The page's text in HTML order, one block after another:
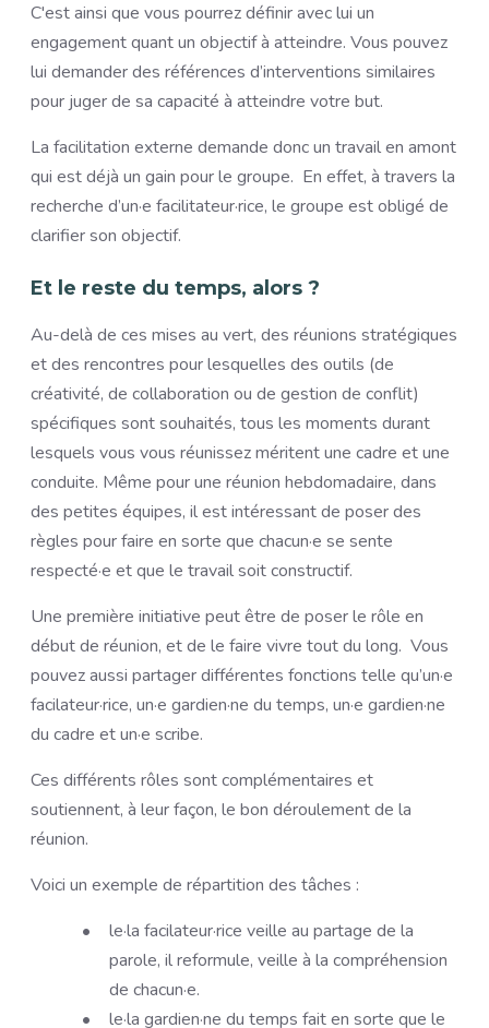
C'est ainsi que vous pourrez définir avec lui un
engagement quant un objectif à atteindre. Vous pouvez
lui demander des références d’interventions similaires
pour juger de sa capacité à atteindre votre but.
La facilitation externe demande donc un travail en amont
qui est déjà un gain pour le groupe. En effet, à travers la
recherche d’un·e facilitateur·rice, le groupe est obligé de
clarifier son objectif.
Et le reste du temps, alors ?
Au-delà de ces mises au vert, des réunions stratégiques
et des rencontres pour lesquelles des outils (de
créativité, de collaboration ou de gestion de conflit)
spécifiques sont souhaités, tous les moments durant
lesquels vous vous réunissez méritent une cadre et une
conduite. Même pour une réunion hebdomadaire, dans
des petites équipes, il est intéressant de poser des
règles pour faire en sorte que chacun·e se sente
respecté·e et que le travail soit constructif.
Une première initiative peut être de poser le rôle en
début de réunion, et de le faire vivre tout du long. Vous
pouvez aussi partager différentes fonctions telle qu’un·e
facilateur·rice, un·e gardien·ne du temps, un·e gardien·ne
du cadre et un·e scribe.
Ces différents rôles sont complémentaires et
soutiennent, à leur façon, le bon déroulement de la
réunion.
Voici un exemple de répartition des tâches :
le·la facilateur·rice veille au partage de la
parole, il reformule, veille à la compréhension
de chacun·e.
le·la gardien·ne du temps fait en sorte que le